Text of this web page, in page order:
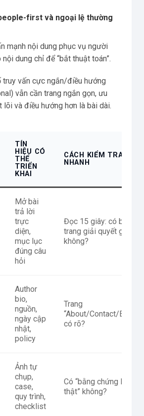
first và ngoại lệ thường
mạnh nội dung phục vụ người
dung chỉ để “bắt thuật toán”.
truy vấn cực ngắn/điều hướng
vẫn cần trang ngắn gọn, ưu
lõi và điều hướng hơn là bài dài.
TÍN
HIỆU CÓ
THỂ
TRIỂN
KHAI
CÁCH KIỂM TRA
NHANH
Mở bài
trả lời
trực
diện,
mục lục
đúng câu
hỏi
Đọc 15 giây: có biết
trang giải quyết gì
không?
Author
bio,
nguồn,
ngày cập
nhật,
policy
Trang
“About/Contact/
có rõ?
Ảnh tự
chụp,
case,
quy trình,
checklist
Có “bằng chứng làm
thật” không?